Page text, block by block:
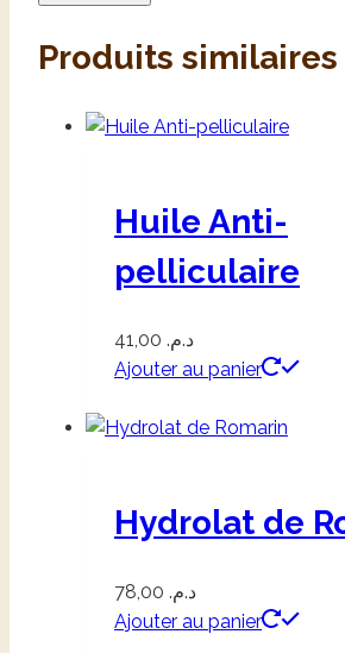
Produits similaires
Huile Anti-
pelliculaire
د.م.
Ajouter au panier
Hydrolat de
د.م.
Ajouter au panier